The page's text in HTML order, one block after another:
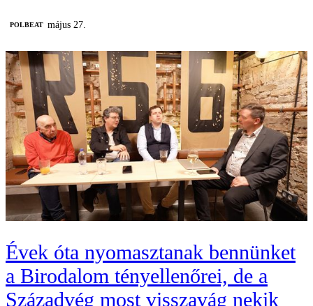
‎POLBEAT május 27.
Évek óta nyomasztanak bennünket
a Birodalom tényellenőrei, de a
Századvég most visszavág nekik